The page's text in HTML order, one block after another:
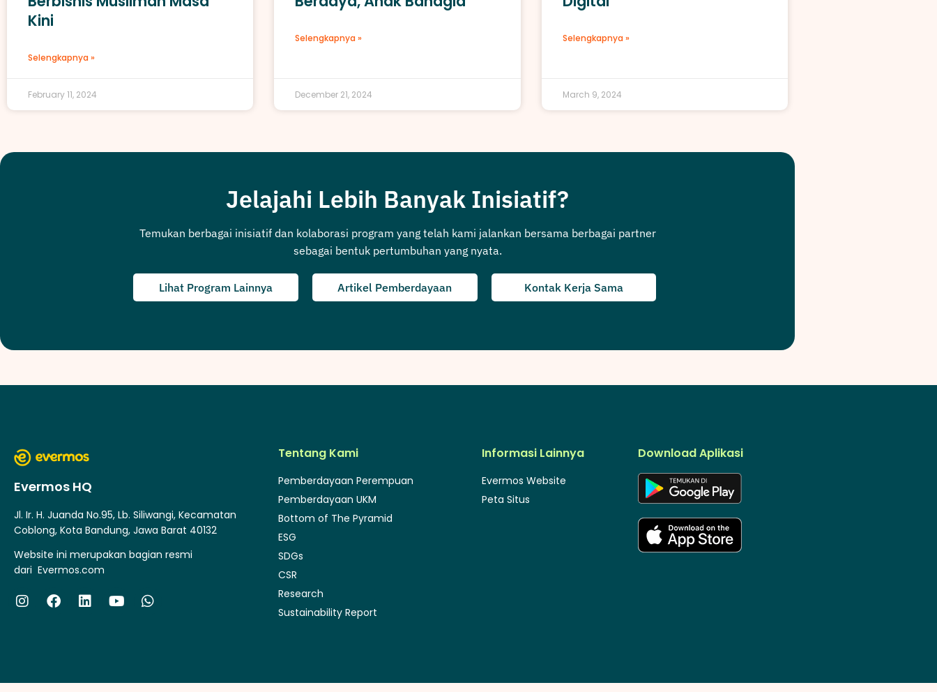
Kini
Selengkapnya »
February 11, 2024
Selengkapnya »
December 21, 2024
Selengkapnya »
March 9, 2024
Jelajahi Lebih Banyak Inisiatif?
Temukan berbagai inisiatif dan kolaborasi program yang telah kami jalankan bersama berbagai partner
sebagai bentuk pertumbuhan yang nyata.
Lihat Program Lainnya Artikel Pemberdayaan Kontak Kerja Sama
Evermos HQ
Jl. Ir. H. Juanda No.95, Lb. Siliwangi, Kecamatan
Coblong, Kota Bandung, Jawa Barat 40132
Website ini merupakan bagian resmi
dari Evermos.com
Tentang Kami
Pemberdayaan Perempuan
Pemberdayaan UKM
Bottom of The Pyramid
ESG
SDGs
CSR
Research
Sustainability Report
Informasi Lainnya
Evermos Website
Peta Situs
Download Aplikasi